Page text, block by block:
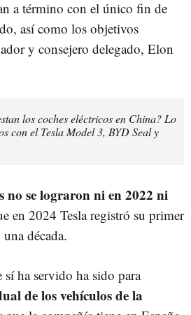
a término con el único fin de
así como los objetivos
y consejero delegado, Elon
los coches eléctricos en China? Lo
con el Tesla Model 3, BYD Seal y
no se lograron ni en 2022 ni
en 2024 Tesla registró su primer
década.
ha servido ha sido para
de los vehículos de la